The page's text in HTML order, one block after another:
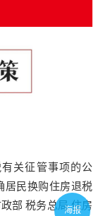
关征管事项的公
居民换购住房退税
部 税务总局 住房
海报